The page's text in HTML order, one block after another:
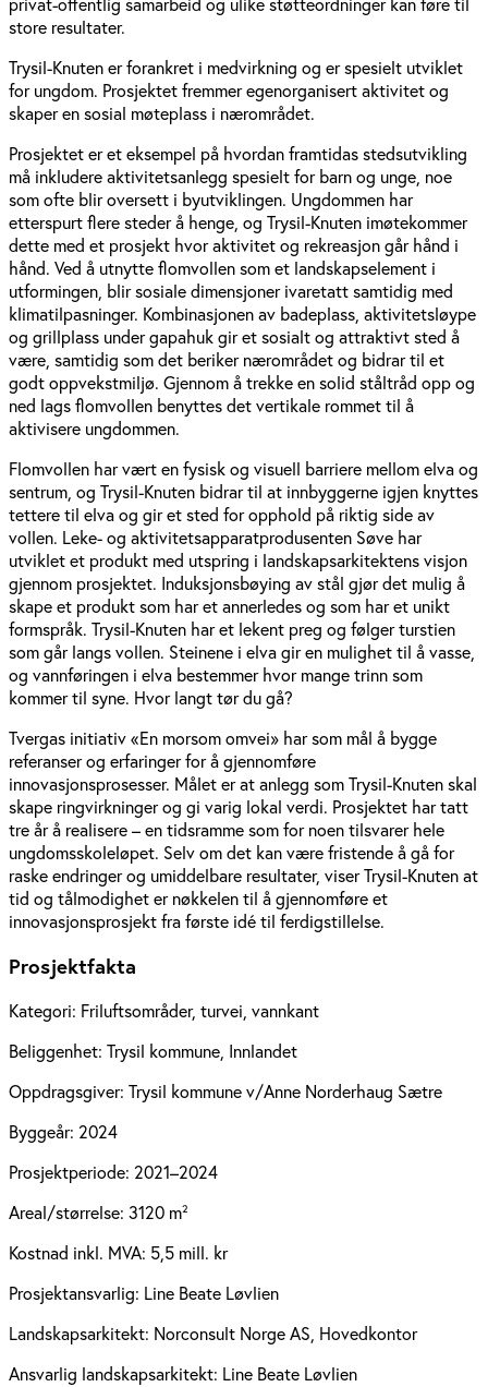
store resultater.
Trysil-Knuten er forankret i medvirkning og er spesielt utviklet
for ungdom. Prosjektet fremmer egenorganisert aktivitet og
skaper en sosial møteplass i nærområdet.
Prosjektet er et eksempel på hvordan framtidas stedsutvikling
må inkludere aktivitetsanlegg spesielt for barn og unge, noe
som ofte blir oversett i byutviklingen. Ungdommen har
etterspurt flere steder å henge, og Trysil-Knuten imøtekommer
dette med et prosjekt hvor aktivitet og rekreasjon går hånd i
hånd. Ved å utnytte flomvollen som et landskapselement i
utformingen, blir sosiale dimensjoner ivaretatt samtidig med
klimatilpasninger. Kombinasjonen av badeplass, aktivitetsløype
og grillplass under gapahuk gir et sosialt og attraktivt sted å
være, samtidig som det beriker nærområdet og bidrar til et
godt oppvekstmiljø. Gjennom å trekke en solid ståltråd opp og
ned lags flomvollen benyttes det vertikale rommet til å
aktivisere ungdommen.
Flomvollen har vært en fysisk og visuell barriere mellom elva og
sentrum, og Trysil-Knuten bidrar til at innbyggerne igjen knyttes
tettere til elva og gir et sted for opphold på riktig side av
vollen. Leke- og aktivitetsapparatprodusenten Søve har
utviklet et produkt med utspring i landskapsarkitektens visjon
gjennom prosjektet. Induksjonsbøying av stål gjør det mulig å
skape et produkt som har et annerledes og som har et unikt
formspråk. Trysil-Knuten har et lekent preg og følger turstien
som går langs vollen. Steinene i elva gir en mulighet til å vasse,
og vannføringen i elva bestemmer hvor mange trinn som
kommer til syne. Hvor langt tør du gå?
Tvergas initiativ «En morsom omvei» har som mål å bygge
referanser og erfaringer for å gjennomføre
innovasjonsprosesser. Målet er at anlegg som Trysil-Knuten skal
skape ringvirkninger og gi varig lokal verdi. Prosjektet har tatt
tre år å realisere – en tidsramme som for noen tilsvarer hele
ungdomsskoleløpet. Selv om det kan være fristende å gå for
raske endringer og umiddelbare resultater, viser Trysil-Knuten at
tid og tålmodighet er nøkkelen til å gjennomføre et
innovasjonsprosjekt fra første idé til ferdigstillelse.
Prosjektfakta
Kategori: Friluftsområder, turvei, vannkant
Beliggenhet: Trysil kommune, Innlandet
Oppdragsgiver: Trysil kommune v/Anne Norderhaug Sætre
Byggeår: 2024
Prosjektperiode: 2021–2024
Areal/størrelse: 3120 m²
Kostnad inkl. MVA: 5,5 mill. kr
Prosjektansvarlig: Line Beate Løvlien
Landskapsarkitekt: Norconsult Norge AS, Hovedkontor
Ansvarlig landskapsarkitekt: Line Beate Løvlien